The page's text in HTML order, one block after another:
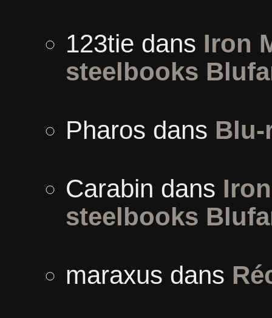
123tie dans Iron
steelbooks
Pharos dans Blu-
Carabin dans
steelbooks
maraxus dans